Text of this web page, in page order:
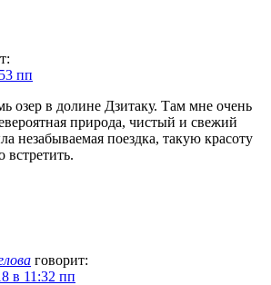
пп
озер в долине Дзитаку. Там мне очень
природа, чистый и свежий
незабываемая поездка, такую красоту
встретить.
говорит:
в 11:32 пп